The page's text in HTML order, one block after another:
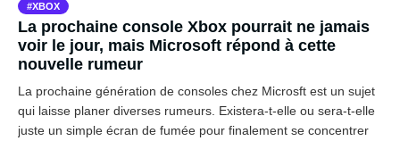
XBOX
La prochaine console Xbox pourrait ne jamais
voir le jour, mais Microsoft répond à cette
nouvelle rumeur
La prochaine génération de consoles chez Microsft est un sujet
qui laisse planer diverses rumeurs. Existera-t-elle ou sera-t-elle
juste un simple écran de fumée pour finalement se concentrer